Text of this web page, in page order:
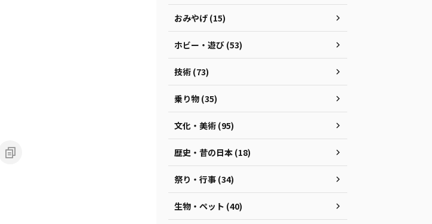
おみやげ (15)
ホビー・遊び (53)
技術 (73)
乗り物 (35)
文化・美術 (95)
歴史・昔の日本 (18)
祭り・行事 (34)
生物・ペット (40)